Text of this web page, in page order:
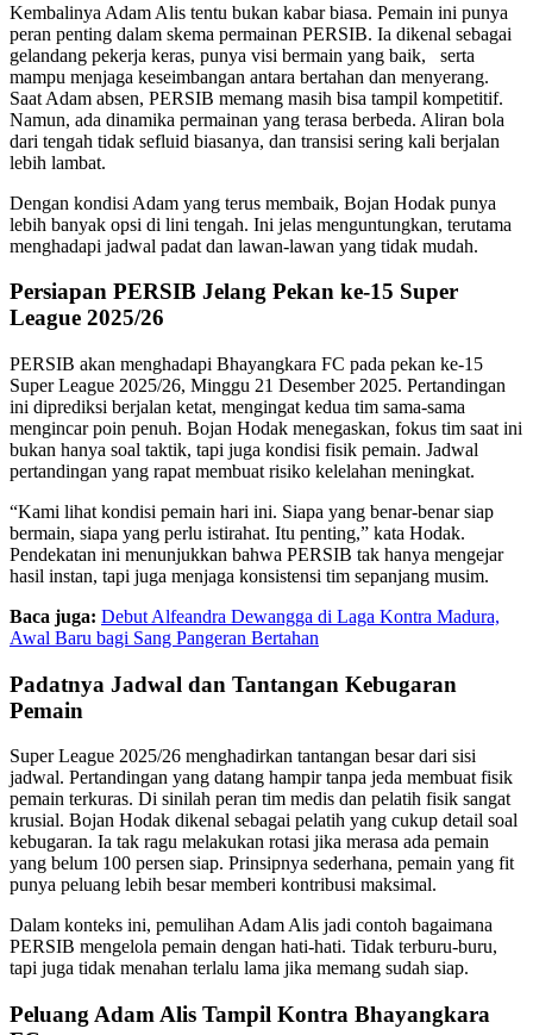
Kembalinya Adam Alis tentu bukan kabar biasa. Pemain ini punya
peran penting dalam skema permainan PERSIB. Ia dikenal sebagai
gelandang pekerja keras, punya visi bermain yang baik, serta
mampu menjaga keseimbangan antara bertahan dan menyerang.
Saat Adam absen, PERSIB memang masih bisa tampil kompetitif.
Namun, ada dinamika permainan yang terasa berbeda. Aliran bola
dari tengah tidak sefluid biasanya, dan transisi sering kali berjalan
lebih lambat.
Dengan kondisi Adam yang terus membaik, Bojan Hodak punya
lebih banyak opsi di lini tengah. Ini jelas menguntungkan, terutama
menghadapi jadwal padat dan lawan-lawan yang tidak mudah.
Persiapan PERSIB Jelang Pekan ke-15 Super
League 2025/26
PERSIB akan menghadapi Bhayangkara FC pada pekan ke-15
Super League 2025/26, Minggu 21 Desember 2025. Pertandingan
ini diprediksi berjalan ketat, mengingat kedua tim sama-sama
mengincar poin penuh. Bojan Hodak menegaskan, fokus tim saat ini
bukan hanya soal taktik, tapi juga kondisi fisik pemain. Jadwal
pertandingan yang rapat membuat risiko kelelahan meningkat.
“Kami lihat kondisi pemain hari ini. Siapa yang benar-benar siap
bermain, siapa yang perlu istirahat. Itu penting,” kata Hodak.
Pendekatan ini menunjukkan bahwa PERSIB tak hanya mengejar
hasil instan, tapi juga menjaga konsistensi tim sepanjang musim.
Baca juga: Debut Alfeandra Dewangga di Laga Kontra Madura,
Awal Baru bagi Sang Pangeran Bertahan
Padatnya Jadwal dan Tantangan Kebugaran
Pemain
Super League 2025/26 menghadirkan tantangan besar dari sisi
jadwal. Pertandingan yang datang hampir tanpa jeda membuat fisik
pemain terkuras. Di sinilah peran tim medis dan pelatih fisik sangat
krusial. Bojan Hodak dikenal sebagai pelatih yang cukup detail soal
kebugaran. Ia tak ragu melakukan rotasi jika merasa ada pemain
yang belum 100 persen siap. Prinsipnya sederhana, pemain yang fit
punya peluang lebih besar memberi kontribusi maksimal.
Dalam konteks ini, pemulihan Adam Alis jadi contoh bagaimana
PERSIB mengelola pemain dengan hati-hati. Tidak terburu-buru,
tapi juga tidak menahan terlalu lama jika memang sudah siap.
Peluang Adam Alis Tampil Kontra Bhayangkara